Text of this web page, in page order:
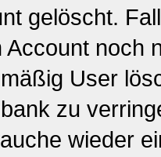
gelöscht.
Account noch
User
zu
wieder